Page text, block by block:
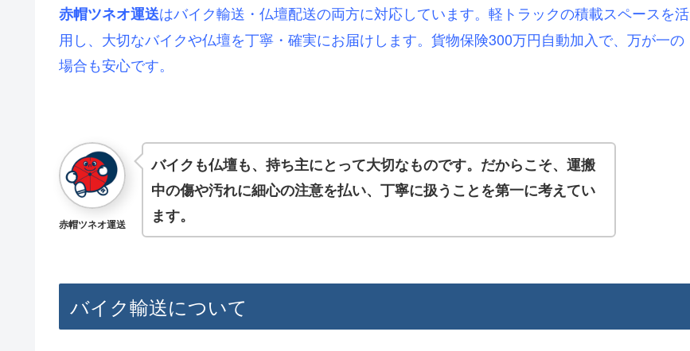
赤帽ツネオ運送はバイク輸送・仏壇配送の両方に対応しています。軽トラックの積載スペースを活
用し、大切なバイクや仏壇を丁寧・確実にお届けします。貨物保険300万円自動加入で、万が一の
場合も安心です。
赤帽ツネオ運送
バイクも仏壇も、持ち主にとって大切なものです。だからこそ、運搬
中の傷や汚れに細心の注意を払い、丁寧に扱うことを第一に考えてい
ます。
バイク輸送について